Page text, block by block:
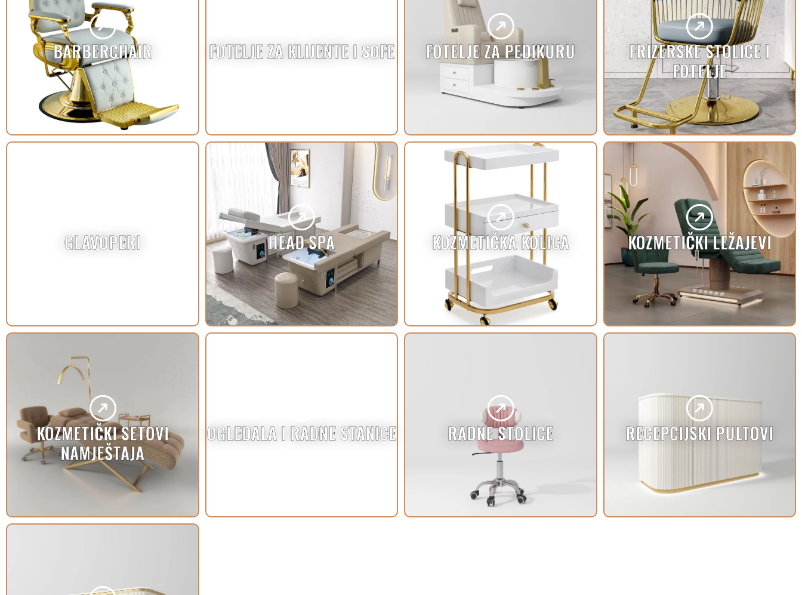
BARBERCHAIR FOTELJE ZA KLIJENTE I SOFE FOTELJE ZA PEDIKURU
FRIZERSKE STOLICE I
FOTELJE
GLAVOPERI HEAD SPA KOZMETIČKA KOLICA KOZMETIČKI LEŽAJEVI
KOZMETIČKI SETOVI
NAMJEŠTAJA
OGLEDALA I RADNE STANICE RADNE STOLICE RECEPCIJSKI PULTOVI